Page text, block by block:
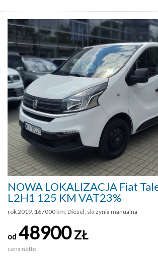
NOWA LOKALIZACJA Fiat
L2H1 125 KM VAT23%
rok 2019, 167000 km, Diesel, skrzynia manualna
od 48900ZŁ
cena netto